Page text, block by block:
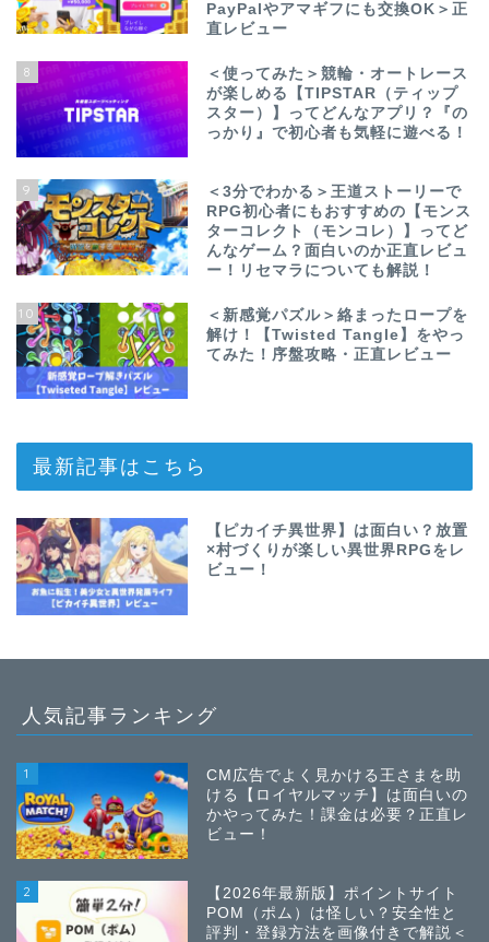
PayPalやアマギフにも交換OK＞正
直レビュー
8
＜使ってみた＞競輪・オートレース
が楽しめる【TIPSTAR（ティップ
スター）】ってどんなアプリ？『の
っかり』で初心者も気軽に遊べる！
9
＜3分でわかる＞王道ストーリーで
RPG初心者にもおすすめの【モンス
ターコレクト（モンコレ）】ってど
んなゲーム？面白いのか正直レビュ
ー！リセマラについても解説！
10
＜新感覚パズル＞絡まったロープを
解け！【Twisted Tangle】をやっ
てみた！序盤攻略・正直レビュー
最新記事はこちら
【ピカイチ異世界】は面白い？放置
×村づくりが楽しい異世界RPGをレ
ビュー！
人気記事ランキング
1
CM広告でよく見かける王さまを助
ける【ロイヤルマッチ】は面白いの
かやってみた！課金は必要？正直レ
ビュー！
2
【2026年最新版】ポイントサイト
POM（ポム）は怪しい？安全性と
評判・登録方法を画像付きで解説＜